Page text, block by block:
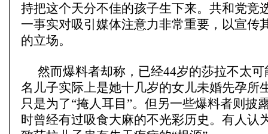
持把这个天分不佳的孩子生下来。共和党竞
一事实对吸引媒体注意力非常重要，以宣传
的立场。
然而爆料者却称，已经44岁的莎拉不太
名儿子实际上是她十几岁的女儿未婚先孕所
只是为了“掩人耳目”。但另一些爆料者则披
时曾经有过吸食大麻的不光彩历史。有人认